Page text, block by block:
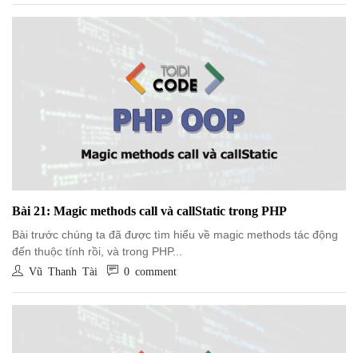
Bài 21: Magic methods call và callStatic trong PHP
Bài trước chúng ta đã được tìm hiểu về magic methods tác động
đến thuộc tính rồi, và trong PHP...
Vũ Thanh Tài 0 comment